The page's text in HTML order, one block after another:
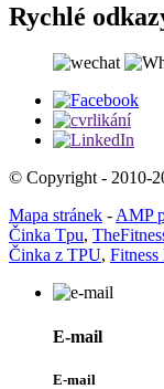
Rychlé
© Copyright - 2010-
Mapa stránek -AMP
Činka Tpu,
Činka z TPU, Fitness
E-mail
E-mail